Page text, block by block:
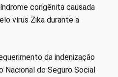
congênita causada
vírus Zika durante a
da indenização
do Seguro Social